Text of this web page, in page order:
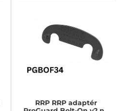
RRPRRP adaptér